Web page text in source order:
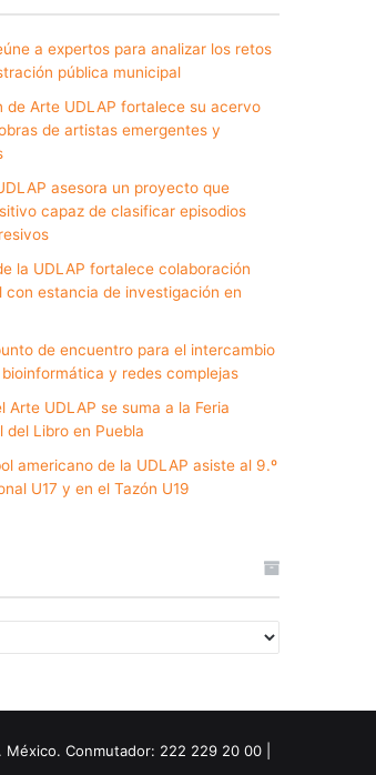
a expertos para analizar los retos
pública municipal
de Arte UDLAP fortalece su acervo
de artistas emergentes y
asesora un proyecto que
capaz de clasificar episodios
la UDLAP fortalece colaboración
con estancia de investigación en
de encuentro para el intercambio
y redes complejas
Arte UDLAP se suma a la Feria
del Libro en Puebla
americano de la UDLAP asiste al 9.º
U17 y en el Tazón U19
Conmutador: 222 229 20 00 |